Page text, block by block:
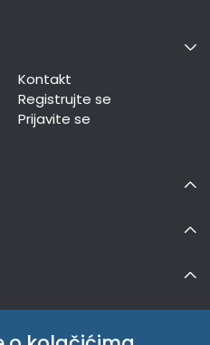
Kontakt
Registrujte se
Prijavite se